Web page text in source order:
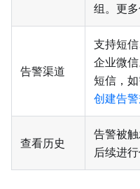
组。更
告警渠道
支持短
企业微
短信，
创建告
查看历史
告警被
后续进